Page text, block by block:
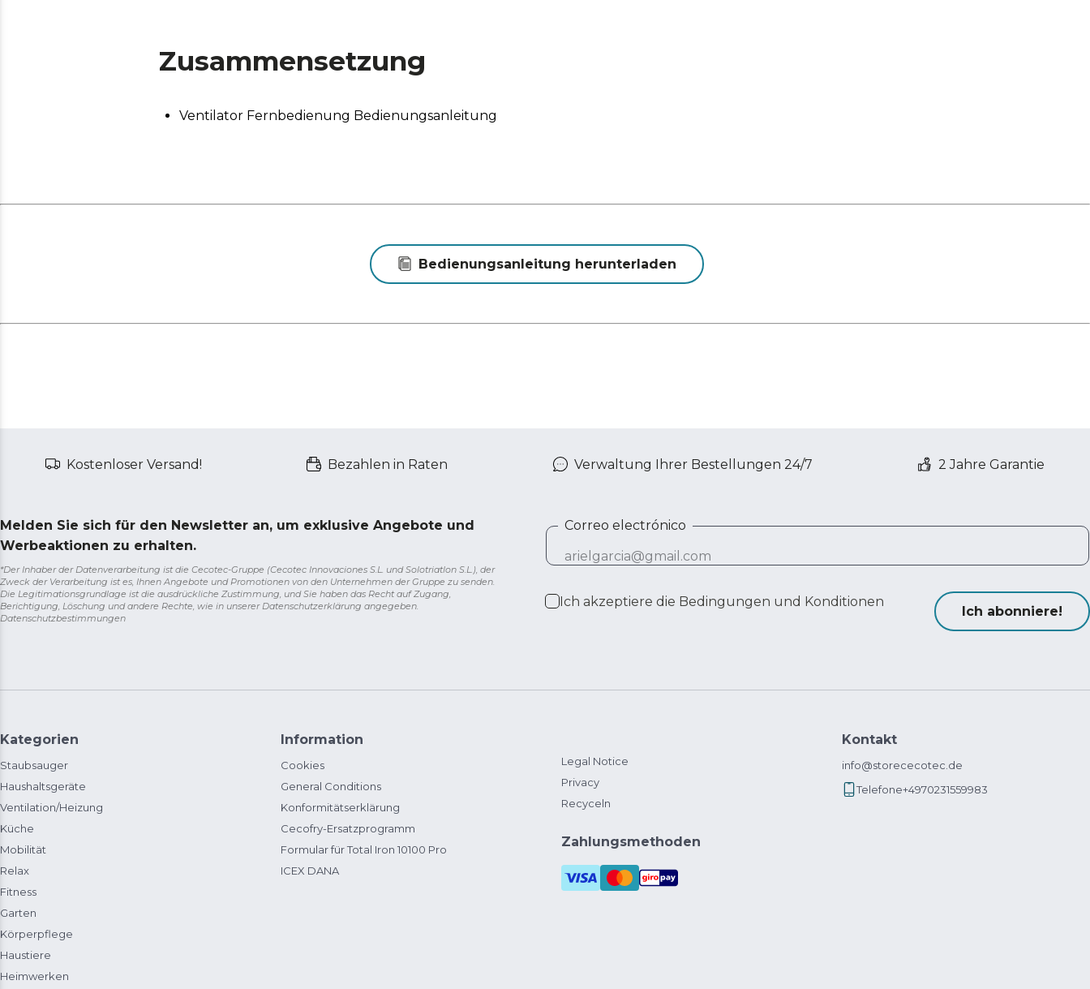
Zusammensetzung
Ventilator Fernbedienung Bedienungsanleitung
Bedienungsanleitung herunterladen
Kostenloser Versand! Bezahlen in Raten Verwaltung Ihrer Bestellungen 24/7 2 Jahre Garantie
Melden Sie sich für den Newsletter an, um exklusive Angebote und
Werbeaktionen zu erhalten.
*Der Inhaber der Datenverarbeitung ist die Cecotec-Gruppe (Cecotec Innovaciones S.L. und Solotriatlon S.L.), der
Zweck der Verarbeitung ist es, Ihnen Angebote und Promotionen von den Unternehmen der Gruppe zu senden.
Die Legitimationsgrundlage ist die ausdrückliche Zustimmung, und Sie haben das Recht auf Zugang,
Berichtigung, Löschung und andere Rechte, wie in unserer Datenschutzerklärung angegeben.
Datenschutzbestimmungen
Correo electrónico
Ich akzeptiere die Bedingungen und Konditionen
Ich abonniere!
Kategorien
Staubsauger
Haushaltsgeräte
Ventilation/Heizung
Küche
Mobilität
Relax
Fitness
Garten
Körperpflege
Haustiere
Heimwerken
Information
Cookies
General Conditions
Konformitätserklärung
Cecofry-Ersatzprogramm
Formular für Total Iron 10100 Pro
ICEX DANA
Legal Notice
Privacy
Recyceln
Zahlungsmethoden
Kontakt
info@storececotec.de
Telefone+4970231559983